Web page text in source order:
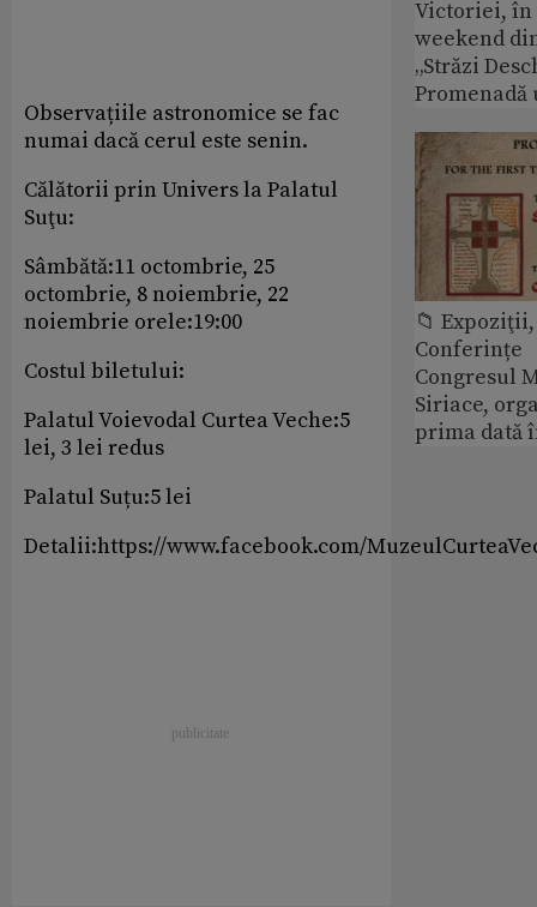
Observațiile astronomice se fac
numai dacă cerul este senin.
Călătorii prin Univers la Palatul
Suţu:
Sâmbătă:11 octombrie, 25
octombrie, 8 noiembrie, 22
noiembrie orele:19:00
Costul biletului:
Palatul Voievodal Curtea Veche:5
lei, 3 lei redus
Palatul Suțu:5 lei
Detalii:https://www.facebook.com/
Victoriei,
weekend
„Străzi
Promenadă
📁
Conferințe
Congresul
Siriace,
prima dată